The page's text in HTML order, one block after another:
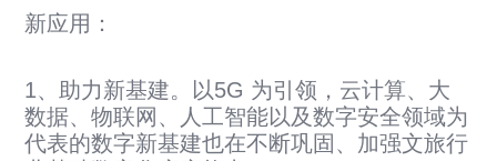
新应用：
1、助力新基建。以5G 为引领，云计算、大
数据、物联网、人工智能以及数字安全领域为
代表的数字新基建也在不断巩固、加强文旅行